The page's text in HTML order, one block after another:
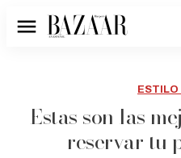
Menú
ESTILO
Estas son las
reservar tu